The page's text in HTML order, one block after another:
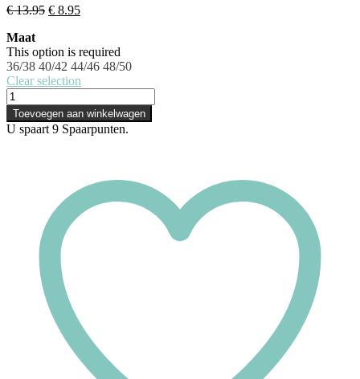
€13.95 € 8.95
Maat
This option is required
36/38 40/42 44/46 48/50
Clear selection
Toevoegen aan winkelwagen
U spaart 9 Spaarpunten.